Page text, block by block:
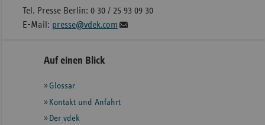
Tel. Presse Berlin: 0 30 / 25 93 09 30
E-Mail: presse@vdek.com
Seitennavigation
Seitenleiste
weiteren
Informationen
Auf einen Blick
Glossar
Kontakt und Anfahrt
Der vdek